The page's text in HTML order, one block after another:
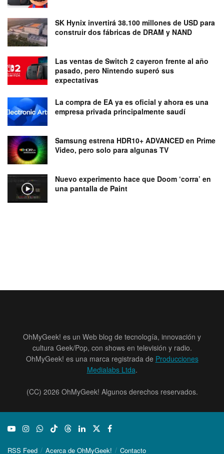
SK Hynix invertirá 38.100 millones de USD para
construir dos fábricas de DRAM y NAND
Las ventas de Switch 2 cayeron frente al año
pasado, pero Nintendo superó sus
expectativas
La compra de EA ya es oficial y ahora es una
empresa privada principalmente saudí
Samsung estrena HDR10+ ADVANCED en Prime
Video, pero solo para algunas TV
Nuevo experimento hace que Doom ‘corra’ en
una pantalla de Paint
OhMyGeek! es un Web blog de tecnología, innovación y
cultura Geek/Pop, con shows en televisión y radio.
OhMyGeek! es una marca registrada de Producciones
Medialabs Ltda.
(CC) 2026 OhMyGeek! Algunos derechos reservados.
RSS Feed Acerca de OhMyGeek! Contacto